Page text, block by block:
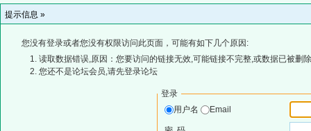
提示信息 »
您没有登录或者您没有权限访问此页面，可能有如下几个原因:
读取数据错误,原因：您要访问的链接无效,可能链接不完整,或数据已被删
您还不是论坛会员,请先登录论坛
登录
用户名
Email